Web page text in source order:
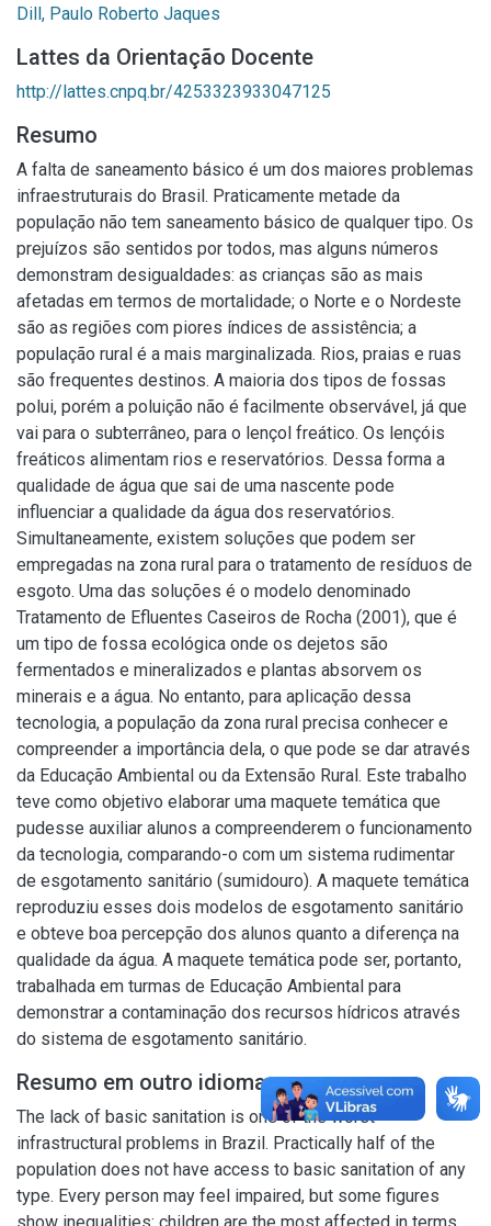
Dill, Paulo Roberto Jaques
Lattes da Orientação Docente
http://lattes.cnpq.br/4253323933047125
Resumo
A falta de saneamento básico é um dos maiores problemas
infraestruturais do Brasil. Praticamente metade da
população não tem saneamento básico de qualquer tipo. Os
prejuízos são sentidos por todos, mas alguns números
demonstram desigualdades: as crianças são as mais
afetadas em termos de mortalidade; o Norte e o Nordeste
são as regiões com piores índices de assistência; a
população rural é a mais marginalizada. Rios, praias e ruas
são frequentes destinos. A maioria dos tipos de fossas
polui, porém a poluição não é facilmente observável, já que
vai para o subterrâneo, para o lençol freático. Os lençóis
freáticos alimentam rios e reservatórios. Dessa forma a
qualidade de água que sai de uma nascente pode
influenciar a qualidade da água dos reservatórios.
Simultaneamente, existem soluções que podem ser
empregadas na zona rural para o tratamento de resíduos de
esgoto. Uma das soluções é o modelo denominado
Tratamento de Efluentes Caseiros de Rocha (2001), que é
um tipo de fossa ecológica onde os dejetos são
fermentados e mineralizados e plantas absorvem os
minerais e a água. No entanto, para aplicação dessa
tecnologia, a população da zona rural precisa conhecer e
compreender a importância dela, o que pode se dar através
da Educação Ambiental ou da Extensão Rural. Este trabalho
teve como objetivo elaborar uma maquete temática que
pudesse auxiliar alunos a compreenderem o funcionamento
da tecnologia, comparando-o com um sistema rudimentar
de esgotamento sanitário (sumidouro). A maquete temática
reproduziu esses dois modelos de esgotamento sanitário
e obteve boa percepção dos alunos quanto a diferença na
qualidade da água. A maquete temática pode ser, portanto,
trabalhada em turmas de Educação Ambiental para
demonstrar a contaminação dos recursos hídricos através
do sistema de esgotamento sanitário.
Resumo em outro idioma
The lack of basic sanitation is one of the worst
infrastructural problems in Brazil. Practically half of the
population does not have access to basic sanitation of any
type. Every person may feel impaired, but some figures